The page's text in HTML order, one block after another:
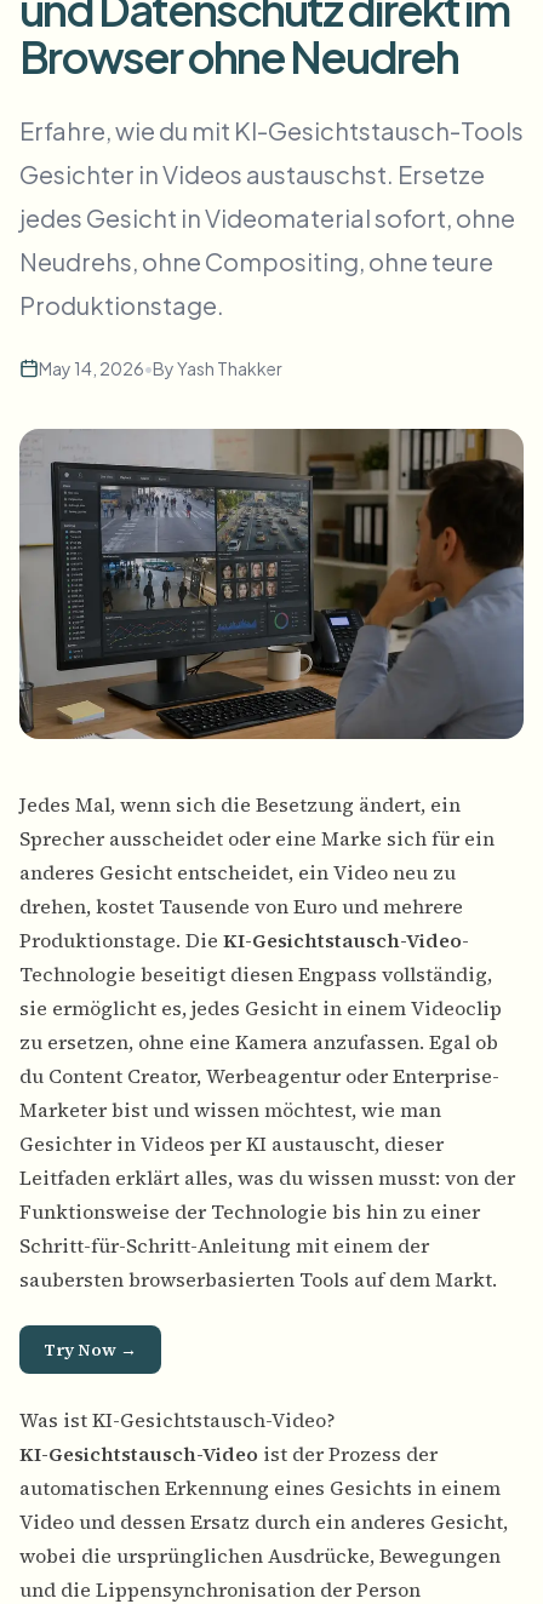
Échange de visage - Vidéo
Intelligence vidéo
Traitez plusieurs vidéos en une fois
Flou facial en masse
Pipelines à haut débit
Zones, politiques et révision d'entreprise
API & SDK
Automatiser les téléchargements, tâches et webhooks
Formulaire de contact
Browser ohne Neudreh
Erfahre, wie du mit KI-Gesichtstausch-Tools
Gesichter in Videos austauschst. Ersetze
jedes Gesicht in Videomaterial sofort, ohne
Neudrehs, ohne Compositing, ohne teure
Produktionstage.
May 14, 2026•ByYash Thakker
Jedes Mal, wenn sich die Besetzung ändert, ein
Sprecher ausscheidet oder eine Marke sich für ein
anderes Gesicht entscheidet, ein Video neu zu
drehen, kostet Tausende von Euro und mehrere
Produktionstage. Die KI-Gesichtstausch-Video-
Technologie beseitigt diesen Engpass vollständig,
sie ermöglicht es, jedes Gesicht in einem Videoclip
zu ersetzen, ohne eine Kamera anzufassen. Egal ob
du Content Creator, Werbeagentur oder Enterprise-
Marketer bist und wissen möchtest, wie man
Gesichter in Videos per KI austauscht, dieser
Leitfaden erklärt alles, was du wissen musst: von der
Funktionsweise der Technologie bis hin zu einer
Schritt-für-Schritt-Anleitung mit einem der
saubersten browserbasierten Tools auf dem Markt.
Try Now →
Was ist KI-Gesichtstausch-Video?
KI-Gesichtstausch-Video ist der Prozess der
automatischen Erkennung eines Gesichts in einem
Video und dessen Ersatz durch ein anderes Gesicht,
wobei die ursprünglichen Ausdrücke, Bewegungen
und die Lippensynchronisation der Person